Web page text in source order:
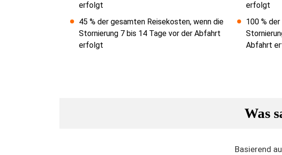
erfolgt
erfolgt
45 % der gesamten Reisekosten, wenn die
Stornierung 7 bis 14 Tage vor der Abfahrt
erfolgt
100 %
Abfahrt
Was
Basierend